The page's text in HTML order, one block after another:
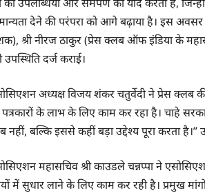
मान्यता देने की परंपरा को आगे बढ़ाया है। इस
श्री नीरज ठाकुर (प्रेस क्लब ऑफ इंडिया के
दर्ज कराई।
अध्यक्ष विजय शंकर चतुर्वेदी ने प्रेस क्लब
के लाभ के लिए काम कर रहा है। चाहे
बल्कि इससे कहीं बड़ा उद्देश्य पूरा करता है।”
महासचिव श्री काउडले चन्नप्पा ने
में सुधार लाने के लिए काम कर रही है। प्रमुख